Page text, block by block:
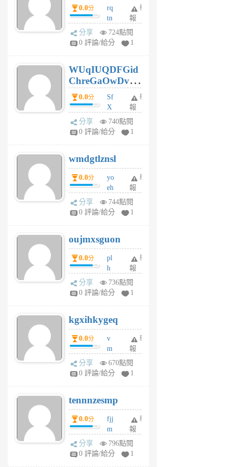
0.0分
rq
tn
jt
gl
個
月
前
舉
報
分享
724點閱
0 評論/給分
1
WUqIUQDFGid
ChreGaOwDv
dY0.0分
Sf
X
Pe
Jc
R
P
m
v
A
V
個
月
前
舉
報
分享
740點閱
0 評論/給分
1
wmdgtlznsl
0.0分
yo
eh
ld
gy
個
月
前
舉
報
分享
744點閱
0 評論/給分
1
oujmxsguon
0.0分
pl
h
wi
w
6
個
月
前
舉
報
分享
736點閱
0 評論/給分
1
kgxihkygeq
0.0分
v
m
sg
sr
6
個
月
前
舉
報
分享
670點閱
0 評論/給分
1
tennnzesmp
0.0分
fjj
m
w
rs
舉
報
分享
796點閱
0 評論/給分
1